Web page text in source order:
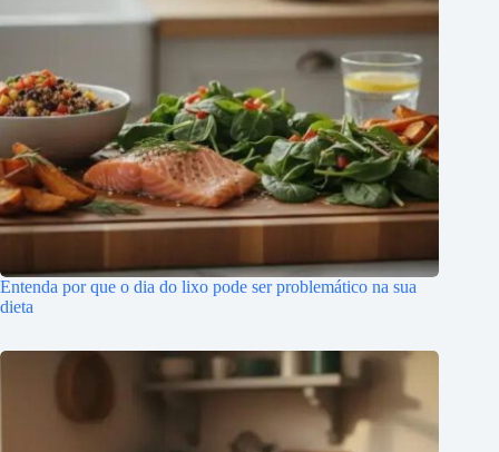
Entenda por que o dia do lixo pode ser problemático na sua
dieta